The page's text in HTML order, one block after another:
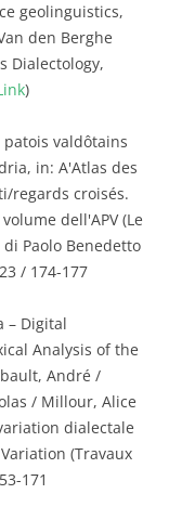
geolinguistics,
den Berghe
Dialectology,
)
patois valdôtains
in: A'Atlas des
regards croisés.
dell'APV (Le
Paolo Benedetto
/ 174-177
– Digital
Analysis of the
André /
/ Millour, Alice
dialectale
(Travaux
171